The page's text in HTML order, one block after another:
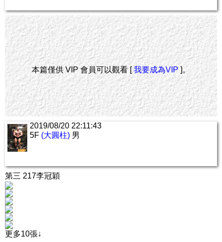
本篇僅供 VIP 會員可以觀看 [我要成為VIP]。
2019/08/20 22:11:43
5F (大圓柱) 男
第三 217李冠穎
更多10張↓